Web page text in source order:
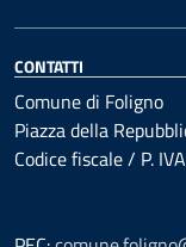
CONTATTI
Comune di Foligno
Piazza della
Codice fiscale / P.